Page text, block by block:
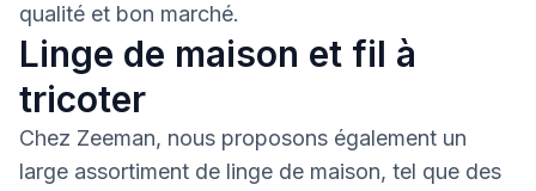
qualité et bon marché.
Linge de maison et fil à
tricoter
Chez Zeeman, nous proposons également un
large assortiment de linge de maison, tel que des